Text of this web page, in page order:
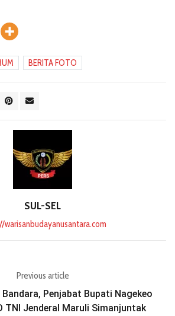
BERITA FOTO
SUL-SEL
warisanbudayanusantara.com
Previous article
Penjabat Bupati Nagekeo
TNI Jenderal Maruli Simanjuntak